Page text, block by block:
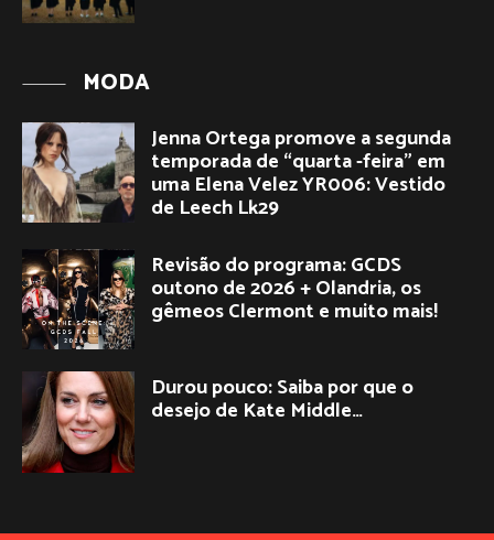
MODA
Jenna Ortega promove a segunda
temporada de “quarta -feira” em
uma Elena Velez YR006: Vestido
de Leech Lk29
Revisão do programa: GCDS
outono de 2026 + Olandria, os
gêmeos Clermont e muito mais!
Durou pouco: Saiba por que o
desejo de Kate Middle…